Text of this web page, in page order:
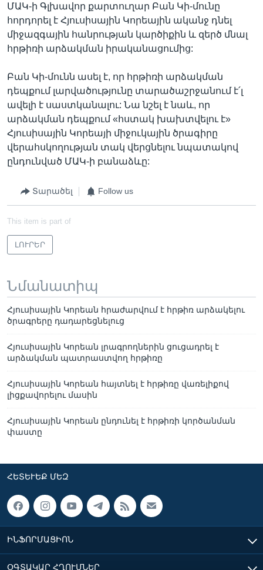
ՄԱԿ-ի Գլխավոր քարտուղար Բան Կի-մունը
հորդորել է Հյուսիսային Կորեային ականջ դնել
միջազգային հանրության կարծիքին և զերծ մնալ
հրթիռի արձակման իրականացումից:
Բան Կի-մունն ասել է, որ հրթիռի արձակման
դեպքում լարվածությունը տարածաշրջանում է՛լ
ավելի է սաստկանալու: Նա նշել է նաև, որ
արձակման դեպքում «հստակ խախտվելու է»
Հյուսիսային Կորեայի միջուկային ծրագիրը
վերահսկողության տակ վերցնելու նպատակով
ընդունված ՄԱԿ-ի բանաձևը:
Տարածել Follow us
This item is part of
ԼՈՒՐԵՐ
Նմանատիպ
Հյուսիսային Կորեան հրաժարվում է հրթիռ արձակելու
ծրագրերը դադարեցնելուց
Հյուսիսային Կորեան լրագրողներին ցուցադրել է
արձակման պատրաստվող հրթիռը
Հյուսիսային Կորեան հայտնել է հրթիռը վառելիքով
լիցքավորելու մասին
Հյուսիսային Կորեան ընդունել է հրթիռի կործանման
փաստը
ՀԵՏԵՒԵՔ ՄԵԶ
ԻՆՖՈՐՄԱՑԻՈՆ
ՕԳՏԱԿԱՐ ՀՂՈՒՄՆԵՐ